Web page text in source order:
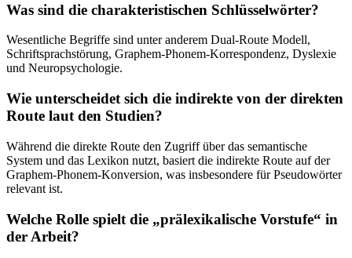
Was sind die charakteristischen Schlüsselwörter?
Wesentliche Begriffe sind unter anderem Dual-Route Modell,
Schriftsprachstörung, Graphem-Phonem-Korrespondenz, Dyslexie
und Neuropsychologie.
Wie unterscheidet sich die indirekte von der direkten
Route laut den Studien?
Während die direkte Route den Zugriff über das semantische
System und das Lexikon nutzt, basiert die indirekte Route auf der
Graphem-Phonem-Konversion, was insbesondere für Pseudowörter
relevant ist.
Welche Rolle spielt die „prälexikalische Vorstufe“ in
der Arbeit?